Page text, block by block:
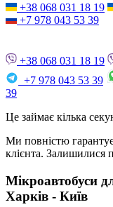
+38 068 031 18 19
+7 978 043 53 39
+38 068 031 18 19
+7 978 043 53 39
39
Це займає кілька
Ми повністю
клієнта. Залишилися
Мікроавтобуси
Харків - Київ